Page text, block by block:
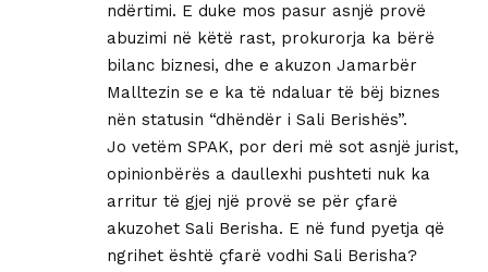
ndërtimi. E duke mos pasur asnjë provë
abuzimi në këtë rast, prokurorja ka bërë
bilanc biznesi, dhe e akuzon Jamarbër
Malltezin se e ka të ndaluar të bëj biznes
nën statusin “dhëndër i Sali Berishës”.
Jo vetëm SPAK, por deri më sot asnjë jurist,
opinionbërës a daullexhi pushteti nuk ka
arritur të gjej një provë se për çfarë
akuzohet Sali Berisha. E në fund pyetja që
ngrihet është çfarë vodhi Sali Berisha?